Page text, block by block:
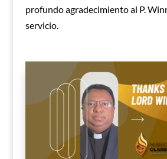
profundo agradecimiento al P.
servicio.